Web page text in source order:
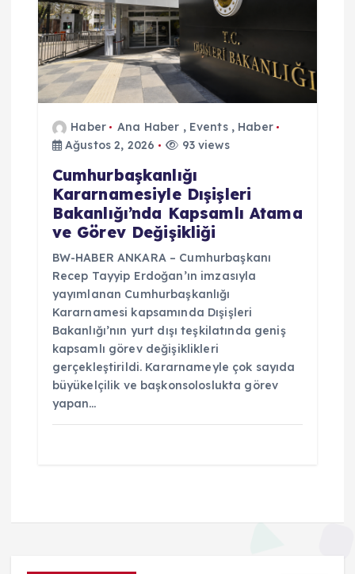
Haber Ana Haber , Events, Haber
Ağustos 2, 2026
93 views
Cumhurbaşkanlığı
Kararnamesiyle Dışişleri
Bakanlığı’nda Kapsamlı Atama
ve Görev Değişikliği
BW-HABER ANKARA – Cumhurbaşkanı
Recep Tayyip Erdoğan’ın imzasıyla
yayımlanan Cumhurbaşkanlığı
Kararnamesi kapsamında Dışişleri
Bakanlığı’nın yurt dışı teşkilatında geniş
kapsamlı görev değişiklikleri
gerçekleştirildi. Kararnameyle çok sayıda
büyükelçilik ve başkonsoloslukta görev
yapan…